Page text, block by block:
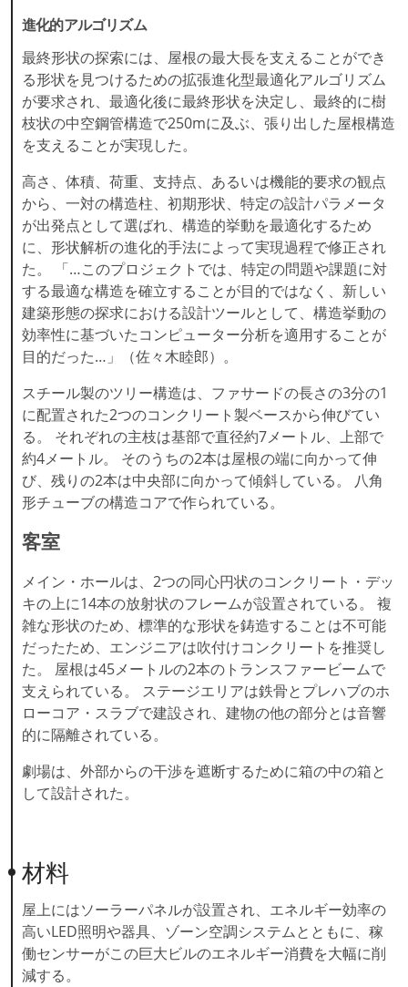
進化的アルゴリズム
最終形状の探索には、屋根の最大長を支えることができ
る形状を見つけるための拡張進化型最適化アルゴリズム
が要求され、最適化後に最終形状を決定し、最終的に樹
枝状の中空鋼管構造で250mに及ぶ、張り出した屋根構造
を支えることが実現した。
高さ、体積、荷重、支持点、あるいは機能的要求の観点
から、一対の構造柱、初期形状、特定の設計パラメータ
が出発点として選ばれ、構造的挙動を最適化するため
に、形状解析の進化的手法によって実現過程で修正され
た。 「…このプロジェクトでは、特定の問題や課題に対
する最適な構造を確立することが目的ではなく、新しい
建築形態の探求における設計ツールとして、構造挙動の
効率性に基づいたコンピューター分析を適用することが
目的だった…」（佐々木睦郎）。
スチール製のツリー構造は、ファサードの長さの3分の1
に配置された2つのコンクリート製ベースから伸びてい
る。 それぞれの主枝は基部で直径約7メートル、上部で
約4メートル。 そのうちの2本は屋根の端に向かって伸
び、残りの2本は中央部に向かって傾斜している。 八角
形チューブの構造コアで作られている。
客室
メイン・ホールは、2つの同心円状のコンクリート・デッ
キの上に14本の放射状のフレームが設置されている。 複
雑な形状のため、標準的な形状を鋳造することは不可能
だったため、エンジニアは吹付けコンクリートを推奨し
た。 屋根は45メートルの2本のトランスファービームで
支えられている。 ステージエリアは鉄骨とプレハブのホ
ローコア・スラブで建設され、建物の他の部分とは音響
的に隔離されている。
劇場は、外部からの干渉を遮断するために箱の中の箱と
して設計された。
材料
屋上にはソーラーパネルが設置され、エネルギー効率の
高いLED照明や器具、ゾーン空調システムとともに、稼
働センサーがこの巨大ビルのエネルギー消費を大幅に削
減する。